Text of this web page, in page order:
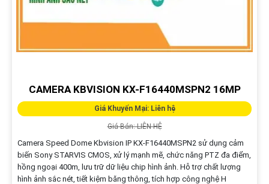
CAMERA KBVISION KX-F16440MSPN2 16MP
Giá Khuyến Mại: Liên hệ
Giá Bán: LIÊN HỆ
Camera Speed Dome Kbvision IP KX-F16440MSPN2 sử dụng cảm
biến Sony STARVIS CMOS, xử lý mạnh mẽ, chức năng PTZ đa điểm,
hồng ngoại 400m, lưu trữ dữ liệu chip hình ảnh. Hỗ trợ chất lượng
hình ảnh sắc nét, tiết kiệm băng thông, tích hợp công nghệ H